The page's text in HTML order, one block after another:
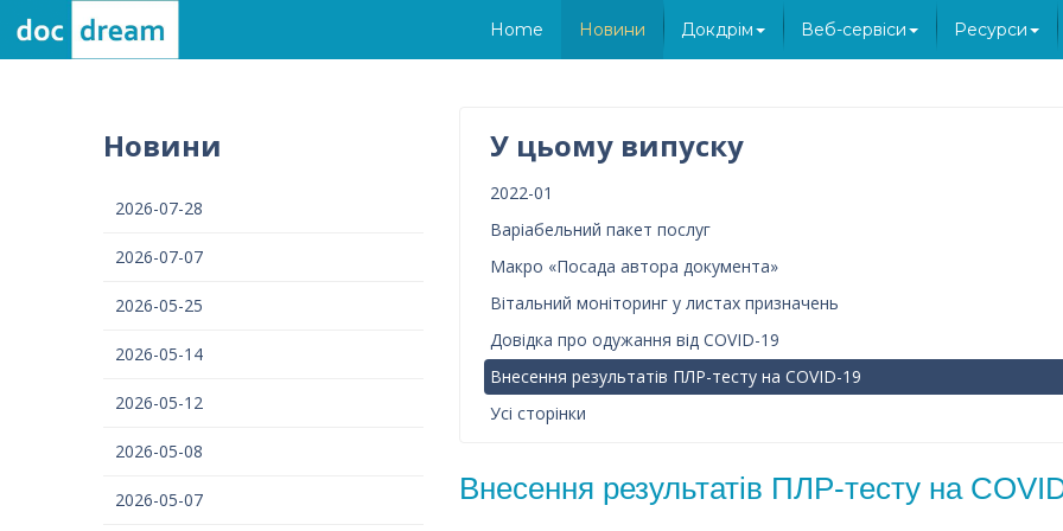
Home Новини Докдрім Веб-сервіси Ресурси
Новини
2026-07-28
2026-07-07
2026-05-25
2026-05-14
2026-05-12
2026-05-08
2026-05-07
У цьому випуску
2022-01
Варіабельний пакет послуг
Макро «Посада автора документа»
Вітальний моніторинг у листах призначень
Довідка про одужання від COVID-19
Внесення результатів ПЛР-тесту на COVID-19
Усі сторінки
Внесення результатів ПЛР-тесту на